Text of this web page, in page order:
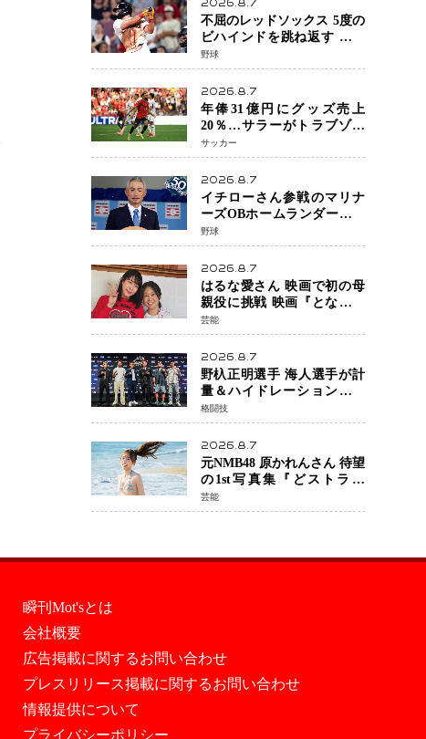
2026.8.7
不屈のレッドソックス 5度の
ビハインドを跳ね返す 延長
13回サヨナラ勝ち 吉田正尚
選手も2安打1打点で貢献 4得
点以上は驚異の28連勝
野球
2026.8.7
年俸31億円にグッズ売上
20％…サラーがトラブゾン
スポル加入 世界サッカーは
「五大リーグ一強」から新
時代へ
サッカー
2026.8.7
イチローさん参戦のマリナ
ーズOBホームランダービー
が無料生配信 北米ならで
はの“魅せる興行”に世界が
注目
野球
2026.8.7
はるな愛さん 映画で初の母
親役に挑戦 映画『となりの
とらんす少女ちゃん』11月7
日公開 未来の自分との対話
を描く注目作
芸能
2026.8.7
野杁正明選手 海人選手が計
量＆ハイドレーションテス
トをクリア「ONE
SAMURAI 2」決戦へ万全の
準備整う
格闘技
2026.8.7
元NMB48 原かれんさん 待望
の1st写真集『どストライ
ク』発売決定 バリで魅せる
25歳の新境地
芸能
瞬刊Mot'sとは
会社概要
広告掲載に関するお問い合わせ
プレスリリース掲載に関するお問い合わせ
情報提供について
プライバシーポリシー